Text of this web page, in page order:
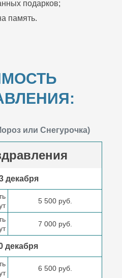
подарков;
память.
или Снегурочка)
декабря
5 500 руб.
7 000 руб.
декабря
6 500 руб.